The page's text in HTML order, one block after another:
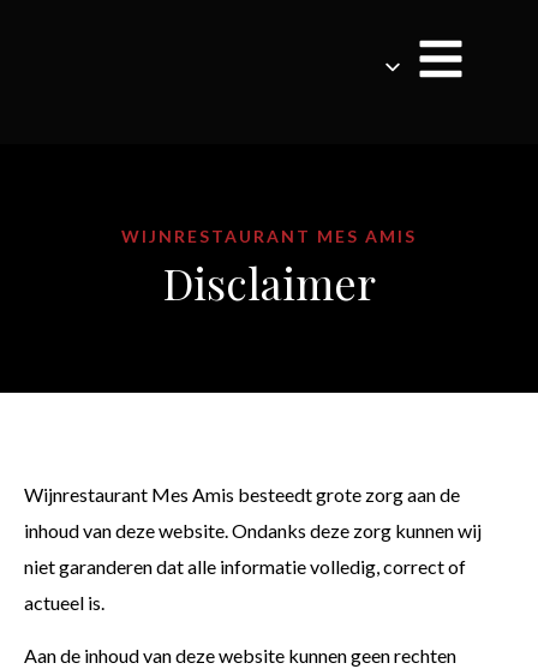
WIJNRESTAURANT MES AMIS
Disclaimer
Wijnrestaurant Mes Amis besteedt grote zorg aan de
inhoud van deze website. Ondanks deze zorg kunnen wij
niet garanderen dat alle informatie volledig, correct of
actueel is.
Aan de inhoud van deze website kunnen geen rechten